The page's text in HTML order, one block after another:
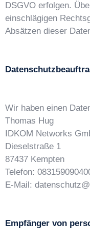
DSGVO erfolgen.
einschlägigen
Absätzen dieser
Wir haben einen
Thomas Hug
IDKOM Networks
Dieselstraße 1
87437 Kempten
Telefon:
E-Mail:
Empfänger von